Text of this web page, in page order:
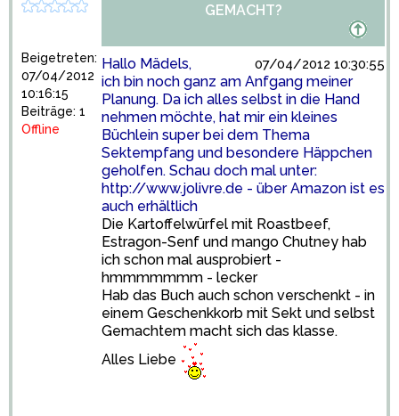
Beigetreten:
07/04/2012
10:16:15
Beiträge: 1
Offline
GEMACHT?
07/04/2012 10:30:55
Hallo Mädels,
ich bin noch ganz am Anfgang meiner
Planung. Da ich alles selbst in die Hand
nehmen möchte, hat mir ein kleines
Büchlein super bei dem Thema
Sektempfang und besondere Häppchen
geholfen. Schau doch mal unter:
http://www.jolivre.de - über Amazon ist es
auch erhältlich
Die Kartoffelwürfel mit Roastbeef,
Estragon-Senf und mango Chutney hab
ich schon mal ausprobiert -
hmmmmmmm - lecker
Hab das Buch auch schon verschenkt - in
einem Geschenkkorb mit Sekt und selbst
Gemachtem macht sich das klasse.
Alles Liebe